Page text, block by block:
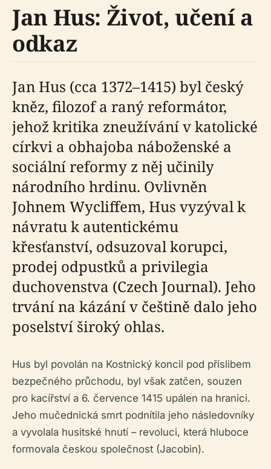
Jan Hus: Život, učení a
odkaz
Jan Hus (cca 1372–1415) byl český
kněz, filozof a raný reformátor,
jehož kritika zneužívání v katolické
církvi a obhajoba náboženské a
sociální reformy z něj učinily
národního hrdinu. Ovlivněn
Johnem Wycliffem, Hus vyzýval k
návratu k autentickému
křesťanství, odsuzoval korupci,
prodej odpustků a privilegia
duchovenstva (Czech Journal). Jeho
trvání na kázání v češtině dalo jeho
poselství široký ohlas.
Hus byl povolán na Kostnický koncil pod příslibem
bezpečného průchodu, byl však zatčen, souzen
pro kacířství a 6. července 1415 upálen na hranici.
Jeho mučednická smrt podnítila jeho následovníky
a vyvolala husitské hnutí – revoluci, která hluboce
formovala českou společnost (Jacobin).